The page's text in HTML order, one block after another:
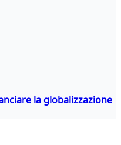
la globalizzazione